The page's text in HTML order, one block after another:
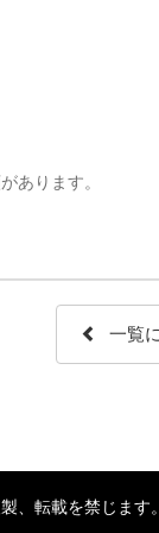
あります。
一覧
、転載を禁じま